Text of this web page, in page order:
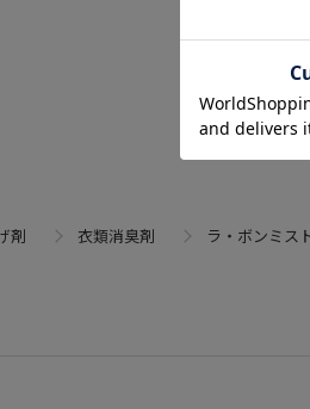
剤 衣類消臭剤 ラ・ボンミス